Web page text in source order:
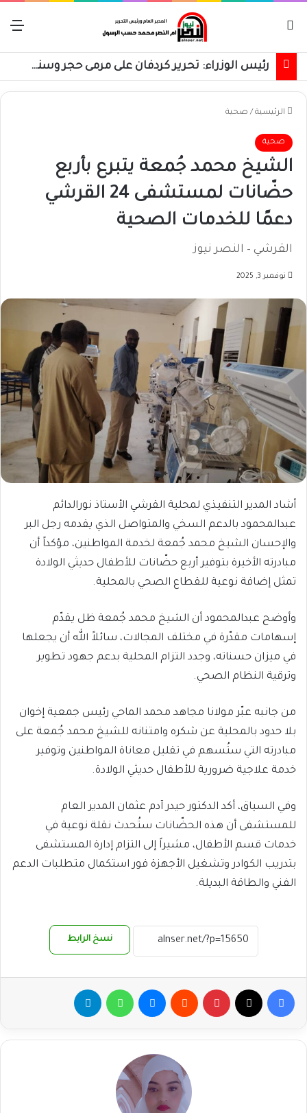
رئيس الوزراء: تحرير كردفان على مرمى حجر وسنسترد كل شبر
الرئيسية / صحية
صحية
الشيخ محمد جُمعة يتبرع بأربع
حضّانات لمستشفى 24 القرشي
دعمًا للخدمات الصحية
القرشي – النصر نيوز
نوفمبر 3, 2025
أشاد المدير التنفيذي لمحلية القرشي الأستاذ نورالدائم
عبدالمحمود بالدعم السخي والمتواصل الذي يقدمه رجل البر
والإحسان الشيخ محمد جُمعة لخدمة المواطنين، مؤكداً أن
مبادرته الأخيرة بتوفير أربع حضّانات للأطفال حديثي الولادة
تمثل إضافة نوعية للقطاع الصحي بالمحلية.
وأوضح عبدالمحمود أن الشيخ محمد جُمعة ظل يقدّم
إسهامات مقدّرة في مختلف المجالات، سائلاً الله أن يجعلها
في ميزان حسناته، وجدد التزام المحلية بدعم جهود تطوير
وترقية النظام الصحي.
من جانبه عبّر مولانا مجاهد محمد الماحي رئيس جمعية إخوان
بلا حدود بالمحلية عن شكره وامتنانه للشيخ محمد جُمعة على
مبادرته التي ستُسهم في تقليل معاناة المواطنين وتوفير
خدمة علاجية ضرورية للأطفال حديثي الولادة.
وفي السياق، أكد الدكتور حيدر آدم عثمان المدير العام
للمستشفى أن هذه الحضّانات ستُحدث نقلة نوعية في
خدمات قسم الأطفال، مشيراً إلى التزام إدارة المستشفى
بتدريب الكوادر وتشغيل الأجهزة فور استكمال متطلبات الدعم
الفني والطاقة البديلة.
نسخ الرابط
فيسبوك بينتيريست ماسنجر واتساب